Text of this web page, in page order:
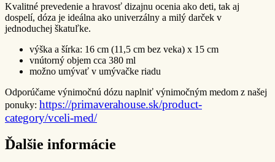
Kvalitné prevedenie a hravosť dizajnu ocenia ako deti, tak aj
dospelí, dóza je ideálna ako univerzálny a milý darček v
jednoduchej škatuľke.
výška a šírka: 16 cm (11,5 cm bez veka) x 15 cm
vnútorný objem cca 380 ml
možno umývať v umývačke riadu
Odporúčame výnimočnú dózu naplniť výnimočným medom z našej
ponuky: https://primaverahouse.sk/product-
category/vceli-med/
Ďalšie informácie